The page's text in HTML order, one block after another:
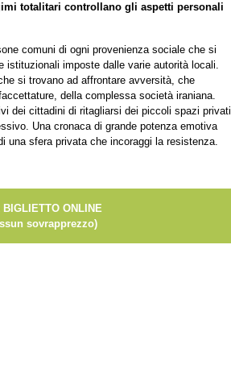
totalitari controllano gli aspetti personali
comuni di ogni provenienza sociale che si
istituzionali imposte dalle varie autorità locali.
si trovano ad affrontare avversità, che
della complessa società iraniana.
dei cittadini di ritagliarsi dei piccoli spazi privati
Una cronaca di grande potenza emotiva
una sfera privata che incoraggi la resistenza.
BIGLIETTO ONLINE
sovrapprezzo)